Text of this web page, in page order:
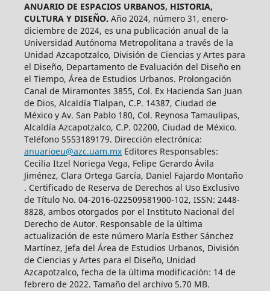
ANUARIO DE ESPACIOS URBANOS, HISTORIA,
CULTURA Y DISEÑO. Año 2024, número 31, enero-
diciembre de 2024, es una publicación anual de la
Universidad Autónoma Metropolitana a través de la
Unidad Azcapotzalco, División de Ciencias y Artes para
el Diseño, Departamento de Evaluación del Diseño en
el Tiempo, Área de Estudios Urbanos. Prolongación
Canal de Miramontes 3855, Col. Ex Hacienda San Juan
de Dios, Alcaldía Tlalpan, C.P. 14387, Ciudad de
México y Av. San Pablo 180, Col. Reynosa Tamaulipas,
Alcaldía Azcapotzalco, C.P. 02200, Ciudad de México.
Teléfono 5553189179. Dirección electrónica:
anuarioeu@azc.uam.mxEditores Responsables:
Cecilia Itzel Noriega Vega, Felipe Gerardo Ávila
Jiménez, Clara Ortega García, Daniel Fajardo Montaño
. Certificado de Reserva de Derechos al Uso Exclusivo
de Título No. 04-2016-022509581900-102, ISSN: 2448-
8828, ambos otorgados por el Instituto Nacional del
Derecho de Autor. Responsable de la última
actualización de este número María Esther Sánchez
Martínez, Jefa del Área de Estudios Urbanos, División
de Ciencias y Artes para el Diseño, Unidad
Azcapotzalco, fecha de la última modificación: 14 de
febrero de 2022. Tamaño del archivo 5.70 MB.